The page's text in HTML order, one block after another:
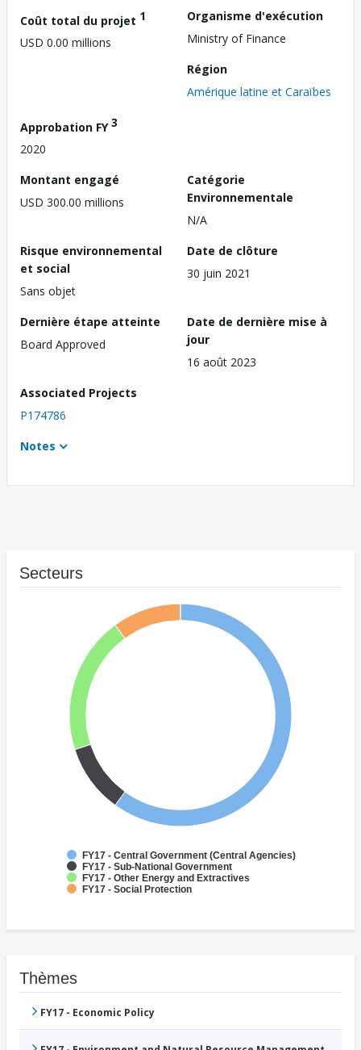
Coût total du projet 1
USD 0.00 millions
Organisme d'exécution
Ministry of Finance
Région
Amérique latine et Caraïbes
Approbation FY3
2020
Montant engagé
USD 300.00 millions
Catégorie
Environnementale
N/A
Risque environnemental
et social
Sans objet
Date de clôture
30 juin 2021
Dernière étape atteinte
Board Approved
Date de dernière mise à
jour
16 août 2023
Associated Projects
P174786
Notes
Secteurs
FY17 - Central Government (Central Agencies)
FY17 - Sub-National Government
FY17 - Other Energy and Extractives
FY17 - Social Protection
Thèmes
FY17 - Economic Policy